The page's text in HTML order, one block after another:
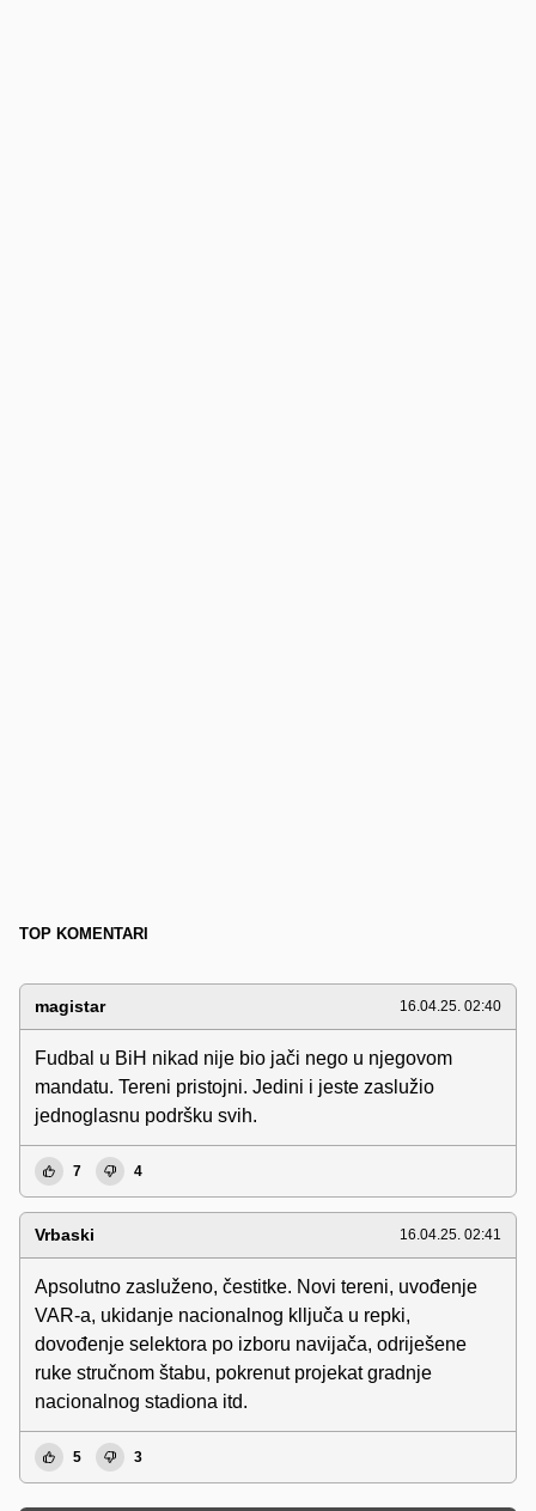
TOP KOMENTARI
magistar 16.04.25. 02:40
Fudbal u BiH nikad nije bio jači nego u njegovom
mandatu. Tereni pristojni. Jedini i jeste zaslužio
jednoglasnu podršku svih.
7 4
Vrbaski 16.04.25. 02:41
Apsolutno zasluženo, čestitke. Novi tereni, uvođenje
VAR-a, ukidanje nacionalnog klljuča u repki,
dovođenje selektora po izboru navijača, odriješene
ruke stručnom štabu, pokrenut projekat gradnje
nacionalnog stadiona itd.
5 3